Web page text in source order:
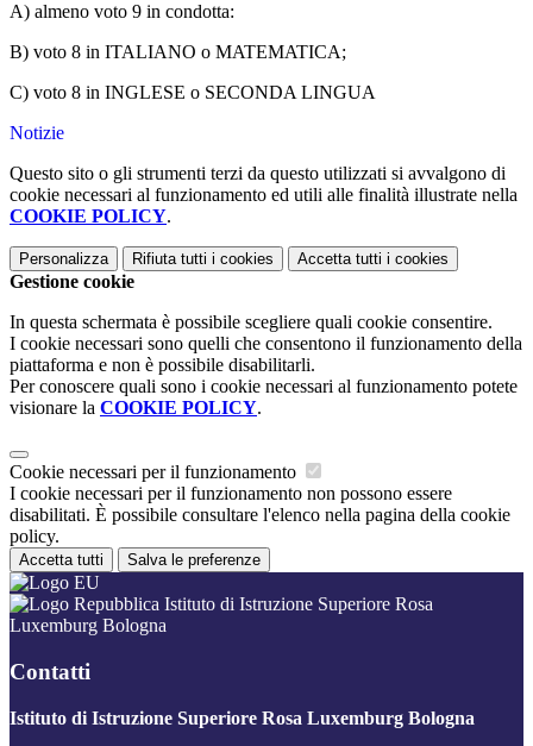
A) almeno voto 9 in condotta:
B) voto 8 in ITALIANO o MATEMATICA;
C) voto 8 in INGLESE o SECONDA LINGUA
Notizie
Questo sito o gli strumenti terzi da questo utilizzati si avvalgono di
cookie necessari al funzionamento ed utili alle finalità illustrate nella
COOKIE POLICY.
Personalizza Rifiuta tutti i cookies Accetta tutti i cookies
Gestione cookie
In questa schermata è possibile scegliere quali cookie consentire.
I cookie necessari sono quelli che consentono il funzionamento della
piattaforma e non è possibile disabilitarli.
Per conoscere quali sono i cookie necessari al funzionamento potete
visionare la COOKIE POLICY.
Cookie necessari per il funzionamento
I cookie necessari per il funzionamento non possono essere
disabilitati. È possibile consultare l'elenco nella pagina della cookie
policy.
Accetta tutti Salva le preferenze
Istituto di Istruzione Superiore Rosa
Luxemburg Bologna
Contatti
Istituto di Istruzione Superiore Rosa Luxemburg Bologna